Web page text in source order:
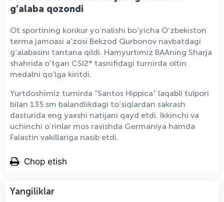
g’alaba qozondi
Ot sportining konkur yo‘nalishi bo‘yicha O‘zbekiston
terma jamoasi a’zosi Bekzod Qurbonov navbatdagi
g‘alabasini tantana qildi. Hamyurtimiz BAAning Sharja
shahrida o‘tgan CSI2* tasnifidagi turnirda oltin
medalni qo‘lga kiritdi.
Yurtdoshimiz turnirda “Santos Hippica” laqabli tulpori
bilan 135 sm balandlikdagi to‘siqlardan sakrash
dasturida eng yaxshi natijani qayd etdi. Ikkinchi va
uchinchi o‘rinlar mos ravishda Germaniya hamda
Falastin vakillariga nasib etdi.
Chop etish
Yangiliklar